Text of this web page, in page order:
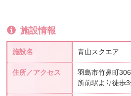
施設情報
施設名 青山スクエア
住所／アクセス
羽島市竹鼻町
所前駅より徒歩